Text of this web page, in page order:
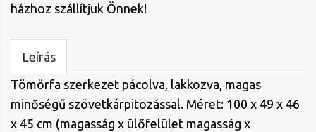
házhoz szállítjuk Önnek!
Leírás
Tömörfa szerkezet pácolva, lakkozva, magas
minőségű szövetkárpitozással. Méret: 100 x 49 x 46
x 45 cm (magasság x ülőfelület magasság x